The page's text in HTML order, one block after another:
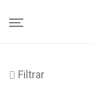
Filtrar